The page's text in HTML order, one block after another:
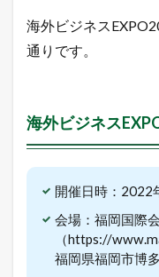
2
岡
ン
概
要
1.2
C
a
e
海外ビジネス
通りです。
海外ビジネス
開催日時：2022
会場：福岡国際
（https://
福岡県福岡市博